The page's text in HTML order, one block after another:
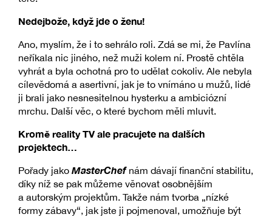
Nedejbože, když jde o ženu!
Ano, myslím, že i to sehrálo roli. Zdá se mi, že Pavlína
neříkala nic jiného, než muži kolem ní. Prostě chtěla
vyhrát a byla ochotná pro to udělat cokoliv. Ale nebyla
cílevědomá a asertivní, jak je to vnímáno u mužů, lidé
ji brali jako nesnesitelnou hysterku a ambiciózní
mrchu. Další věc, o které bychom měli mluvit.
Kromě reality TV ale pracujete na dalších
projektech…
Pořady jako MasterChefnám dávají finanční stabilitu,
díky níž se pak můžeme věnovat osobnějším
a autorským projektům. Takže nám tvorba „nízké
formy zábavy“, jak jste ji pojmenoval, umožňuje být